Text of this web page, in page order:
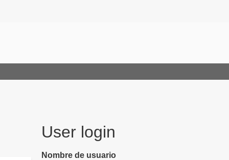
User login
Nombre de usuario